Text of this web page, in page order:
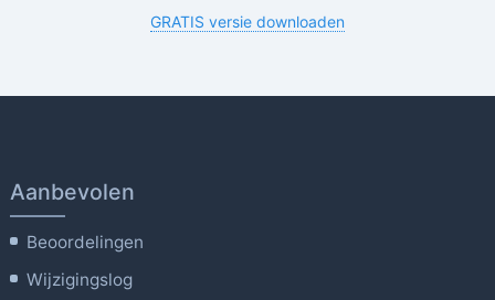
GRATIS versie downloaden
Aanbevolen
Beoordelingen
Wijzigingslog